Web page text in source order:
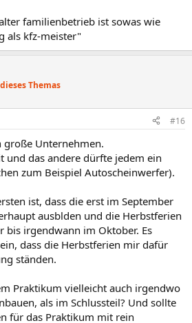
familienbetrieb ist sowas wie
als kfz-meister"
Themas
#16
große Unternehmen.
und das andere dürfte jedem ein
zum Beispiel Autoscheinwerfer).
ist, dass die erst im September
ausblden und die Herbstferien
bis irgendwann im Oktober. Es
dass die Herbstferien mir dafür
ständen.
Praktikum vielleicht auch irgendwo
als im Schlussteil? Und sollte
für das Praktikum mit rein